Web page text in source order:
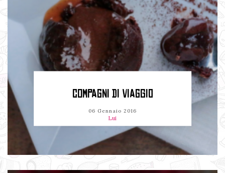
COMPAGNI DI VIAGGIO
06 Gennaio 2016
Lui